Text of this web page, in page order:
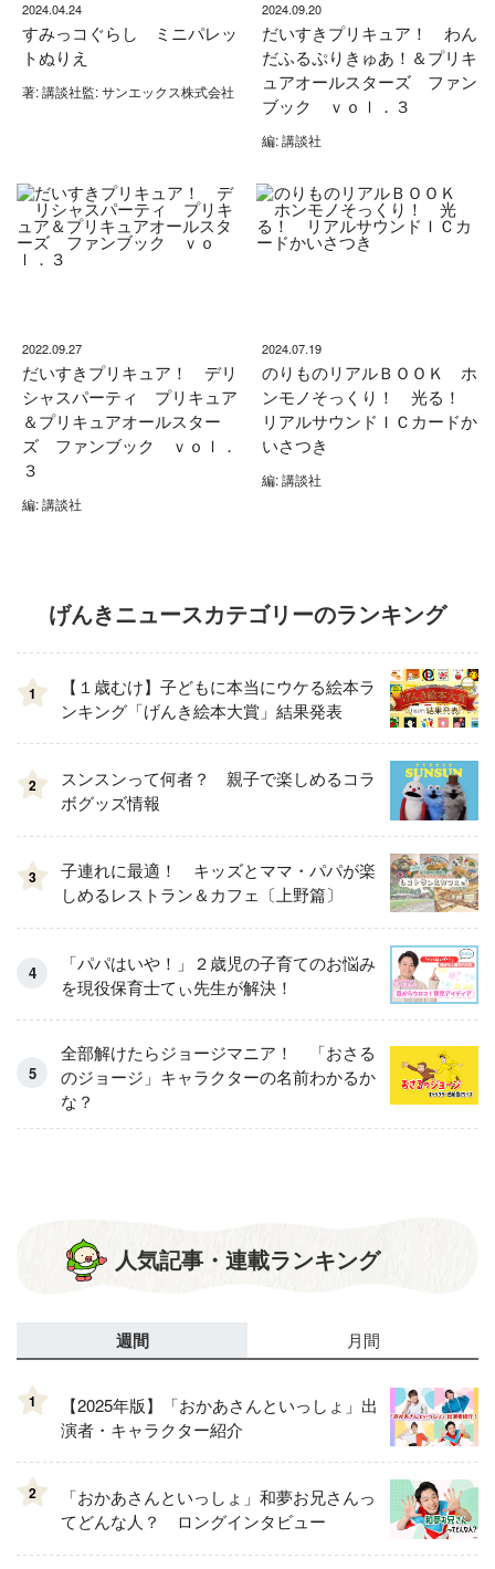
2024.04.24
すみっコぐらし ミニパレッ
トぬりえ
著: 講談社監: サンエックス株式会社
2024.09.20
だいすきプリキュア！ わん
だふるぷりきゅあ！＆プリキ
ュアオールスターズ ファン
ブック ｖｏｌ．３
編: 講談社
2022.09.27
だいすきプリキュア！ デリ
シャスパーティ プリキュア
＆プリキュアオールスター
ズ ファンブック ｖｏｌ．
３
編: 講談社
2024.07.19
のりものリアルＢＯＯＫ ホ
ンモノそっくり！ 光る！
リアルサウンドＩＣカードか
いさつき
編: 講談社
げんきニュースカテゴリーのランキング
1
【１歳むけ】子どもに本当にウケる絵本ラ
ンキング「げんき絵本大賞」結果発表
2
スンスンって何者？ 親子で楽しめるコラ
ボグッズ情報
3
子連れに最適！ キッズとママ・パパが楽
しめるレストラン＆カフェ〔上野篇〕
「パパはいや！」２歳児の子育てのお悩み
を現役保育士てぃ先生が解決！
全部解けたらジョージマニア！ 「おさる
のジョージ」キャラクターの名前わかるか
な？
人気記事・連載ランキング
週間 月間
1
【2025年版】「おかあさんといっしょ」出
演者・キャラクター紹介
2
「おかあさんといっしょ」和夢お兄さんっ
てどんな人？ ロングインタビュー